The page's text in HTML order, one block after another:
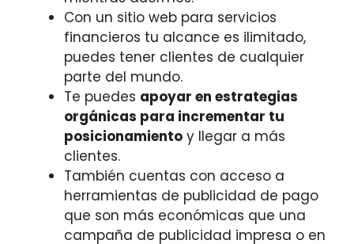
Con un sitio web para servicios
financieros tu alcance es ilimitado,
puedes tener clientes de cualquier
parte del mundo.
Te puedes apoyar en estrategias
orgánicas para incrementar tu
posicionamiento y llegar a más
clientes.
También cuentas con acceso a
herramientas de publicidad de pago
que son más económicas que una
campaña de publicidad impresa o en